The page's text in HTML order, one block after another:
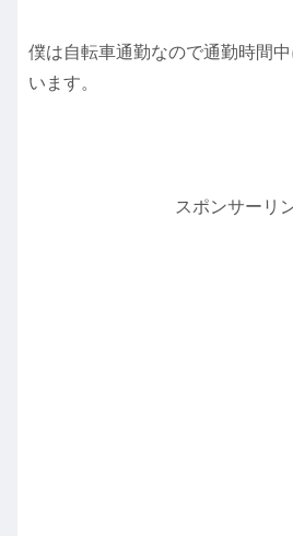
僕は自転車通勤なので通勤時間
います。
スポンサーリ